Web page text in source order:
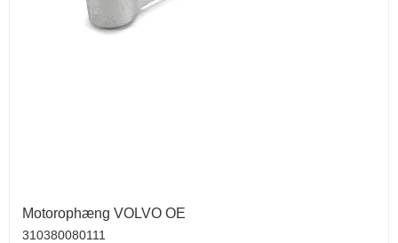
Motorophæng VOLVO OE
310380080111